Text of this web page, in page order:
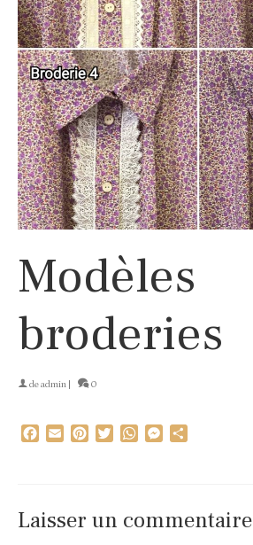
Modèles
broderies
deadmin 0
Facebook
EmailPinterestTwitterWhatsAppMessenger
Laisser un commentaire